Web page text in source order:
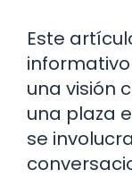
Este
una visión
una plaza
se